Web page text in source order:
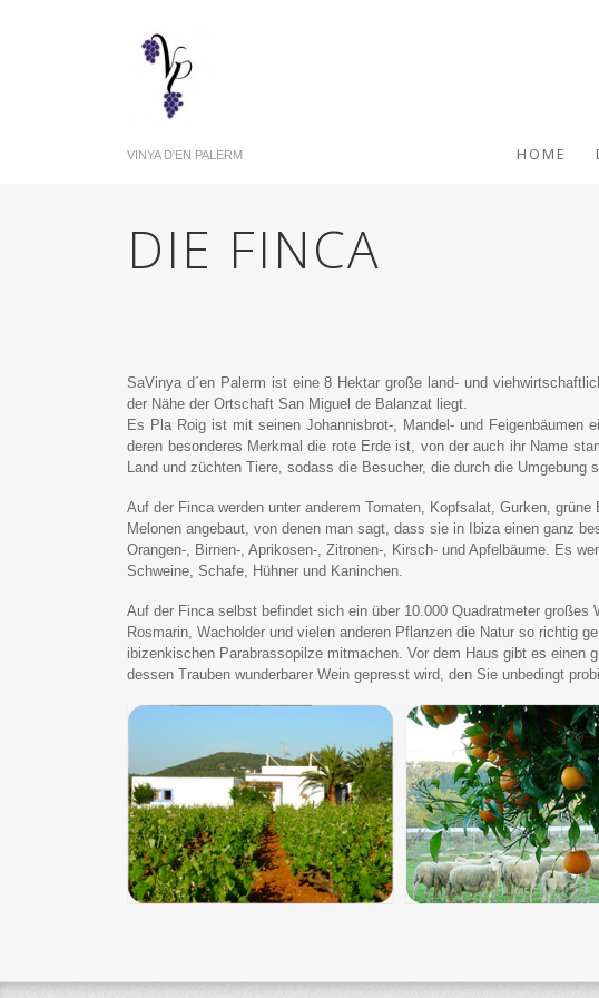
VINYA D'EN PALERM HOME
DIE FINCA
SaVinya d´en Palerm ist eine 8 Hektar große land- und
der Nähe der Ortschaft San Miguel de Balanzat liegt.
Es Pla Roig ist mit seinen Johannisbrot-, Mandel- und
deren besonderes Merkmal die rote Erde ist, von der auch ihr Name
Land und züchten Tiere, sodass die Besucher, die durch die Umgebung
Auf der Finca werden unter anderem Tomaten, Kopfsalat, Gurken,
Melonen angebaut, von denen man sagt, dass sie in Ibiza einen ganz
Orangen-, Birnen-, Aprikosen-, Zitronen-, Kirsch- und Apfelbäume. Es
Schweine, Schafe, Hühner und Kaninchen.
Auf der Finca selbst befindet sich ein über 10.000 Quadratmeter
Rosmarin, Wacholder und vielen anderen Pflanzen die Natur so richtig
ibizenkischen Parabrassopilze mitmachen. Vor dem Haus gibt es einen
dessen Trauben wunderbarer Wein gepresst wird, den Sie unbedingt